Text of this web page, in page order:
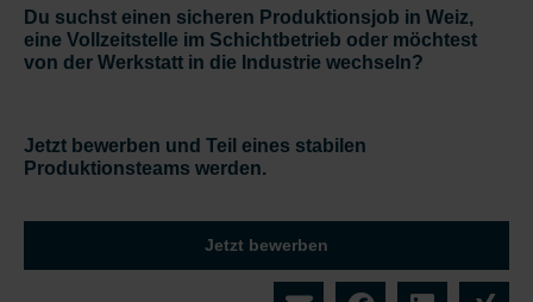
Du suchst einen sicheren Produktionsjob in Weiz,
eine Vollzeitstelle im Schichtbetrieb oder möchtest
von der Werkstatt in die Industrie wechseln?
Jetzt bewerben und Teil eines stabilen
Produktionsteams werden.
Jetzt bewerben